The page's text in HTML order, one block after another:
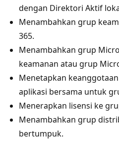
dengan Direktori Aktif
Menambahkan grup
365.
Menambahkan grup
keamanan atau grup
Menetapkan
aplikasi bersama untuk
Menerapkan lisensi ke
Menambahkan grup
bertumpuk.